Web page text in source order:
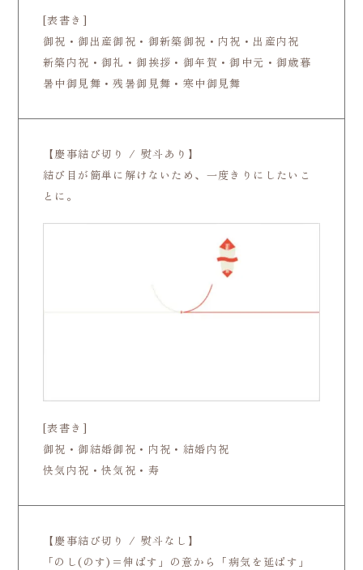
[表書き]
御祝・御出産御祝・御新築御祝・内祝・出産内祝
新築内祝・御礼・御挨拶・御年賀・御中元・御歳暮
暑中御見舞・残暑御見舞・寒中御見舞
【慶事結び切り / 熨斗あり】
結び目が簡単に解けないため、一度きりにしたいこ
とに。
[表書き]
御祝・御結婚御祝・内祝・結婚内祝
快気内祝・快気祝・寿
【慶事結び切り / 熨斗なし】
「のし(のす)＝伸ばす」の意から「病気を延ばす」